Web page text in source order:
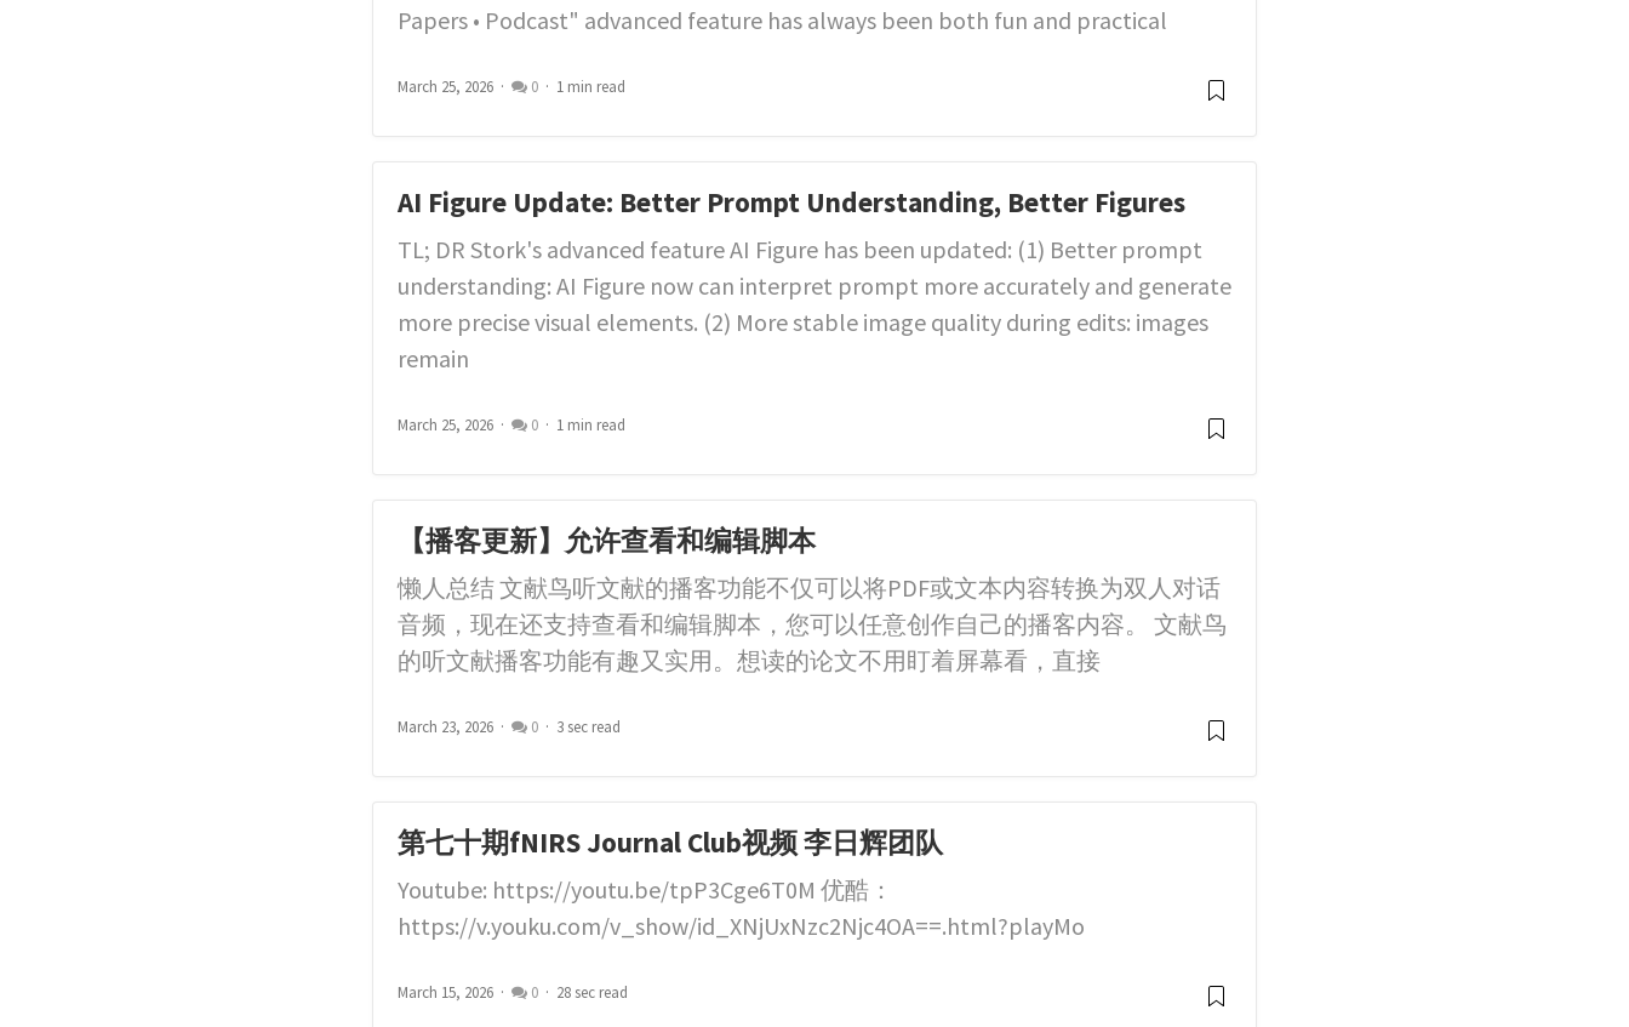
Papers • Podcast" advanced feature has always been both fun and practical
March 25, 2026 0 1 min read
AI Figure Update: Better Prompt Understanding, Better Figures
TL; DR Stork's advanced feature AI Figure has been updated: (1) Better prompt
understanding: AI Figure now can interpret prompt more accurately and generate
more precise visual elements. (2) More stable image quality during edits: images
remain
March 25, 2026 0 1 min read
【播客更新】允许查看和编辑脚本
懒人总结 文献鸟听文献的播客功能不仅可以将PDF或文本内容转换为双人对话
音频，现在还支持查看和编辑脚本，您可以任意创作自己的播客内容。 文献鸟
的听文献播客功能有趣又实用。想读的论文不用盯着屏幕看，直接
March 23, 2026 0 3 sec read
第七十期fNIRS Journal Club视频 李日辉团队
Youtube: https://youtu.be/tpP3Cge6T0M 优酷：
https://v.youku.com/v_show/id_XNjUxNzc2Njc4OA==.html?playMo
March 15, 2026 0 28 sec read